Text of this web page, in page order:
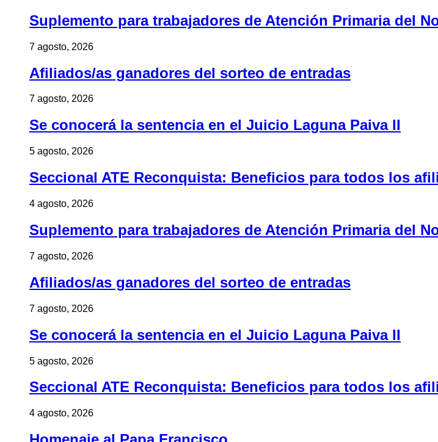
Suplemento para trabajadores de Atención Primaria del
7 agosto, 2026
Afiliados/as ganadores del sorteo de entradas
7 agosto, 2026
Se conocerá la sentencia en el Juicio Laguna Paiva II
5 agosto, 2026
Seccional ATE Reconquista: Beneficios para todos los
4 agosto, 2026
Suplemento para trabajadores de Atención Primaria del
7 agosto, 2026
Afiliados/as ganadores del sorteo de entradas
7 agosto, 2026
Se conocerá la sentencia en el Juicio Laguna Paiva II
5 agosto, 2026
Seccional ATE Reconquista: Beneficios para todos los
4 agosto, 2026